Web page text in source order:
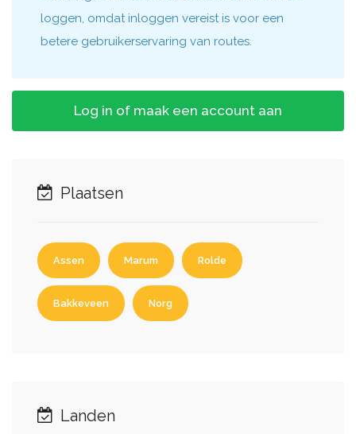
loggen, omdat inloggen vereist is voor een
betere gebruikerservaring van routes.
Log in of maak een account aan
Plaatsen
Assen Marum Rolde
Bakkeveen Norg
Landen